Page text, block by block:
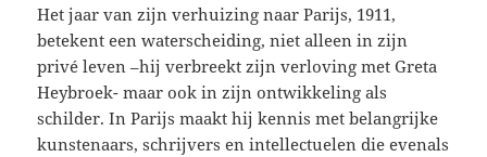
Het jaar van zijn verhuizing naar Parijs, 1911,
betekent een waterscheiding, niet alleen in zijn
privé leven –hij verbreekt zijn verloving met Greta
Heybroek- maar ook in zijn ontwikkeling als
schilder. In Parijs maakt hij kennis met belangrijke
kunstenaars, schrijvers en intellectuelen die evenals